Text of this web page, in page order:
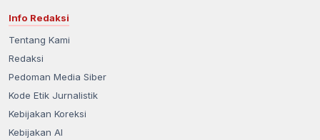
Info Redaksi
Tentang Kami
Redaksi
Pedoman Media Siber
Kode Etik Jurnalistik
Kebijakan Koreksi
Kebijakan AI